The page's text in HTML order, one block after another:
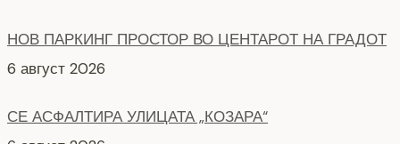
6 август 2026
5 август 2026